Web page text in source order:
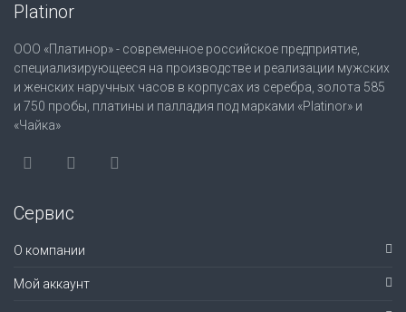
Platinor
ООО «Платинор» - современное российское предприятие,
специализирующееся на производстве и реализации мужских
и женских наручных часов в корпусах из серебра, золота 585
и 750 пробы, платины и палладия под марками «Platinor» и
«Чайка»
Сервис
О компании
Мой аккаунт